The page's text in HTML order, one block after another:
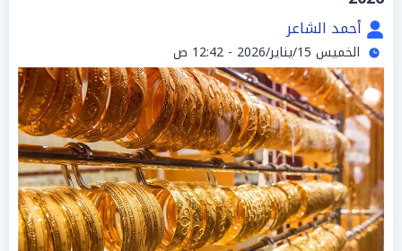
أحمد الشاعر
الخميس 15/يناير/2026 - 12:42 ص